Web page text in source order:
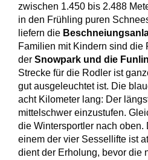
zwischen 1.450 bis 2.488
in den Frühling puren
liefern die
Familien mit Kindern sind
der Snowpark und die
Strecke für die Rodler ist
gut ausgeleuchtet ist. Die
acht Kilometer lang: Der
mittelschwer einzustufen.
die Wintersportler nach
einem der vier Sessellifte ist
dient der Erholung, bevor die